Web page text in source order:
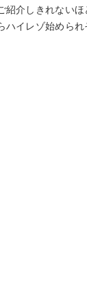
紹介しきれない
イレゾ始められ